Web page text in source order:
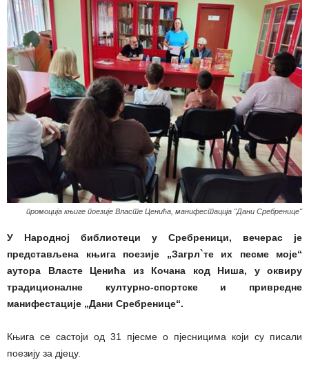
промоција књиге поезије Власте Ценића, манифестација ''Дани Сребренице''
У Народној библиотеци у Сребреници, вечерас је
представљена књига поезије „Загрл`те их песме моје“
аутора Власте Ценића из Кочана код Ниша, у оквиру
традиционалне културно-спортске и привредне
манифестације „Дани Сребренице“.
Књига се састоји од 31 пјесме о пјесницима који су писали
поезију за дјецу.